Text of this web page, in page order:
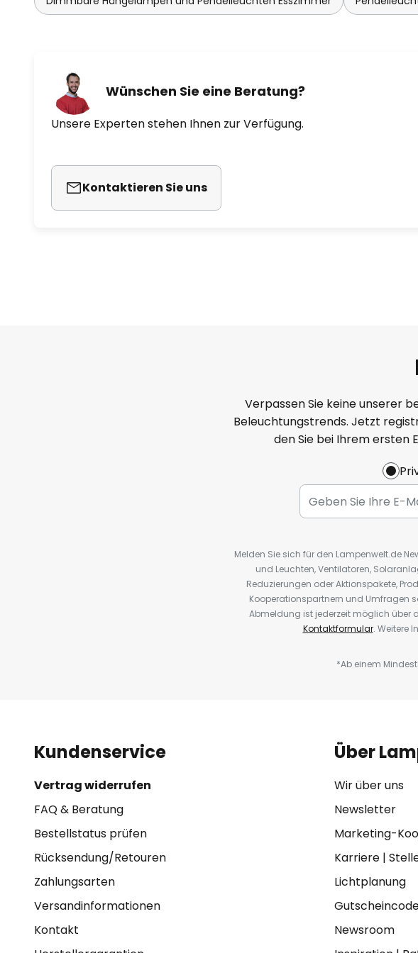
Wünschen Sie eine Beratung?
Unsere Experten stehen Ihnen zur Verfügung.
Kontaktieren Sie uns
Verpassen Sie keine unserer
Beleuchtungstrends. Jetzt
den Sie bei Ihrem ersten
Melden Sie sich für den Lampenwelt.de
und Leuchten, Ventilatoren,
Reduzierungen oder Aktionspakete,
Kooperationspartnern und Umfragen
Abmeldung ist jederzeit möglich über
Kontaktformular. Weitere
*Ab einem
Kundenservice
Vertrag widerrufen
FAQ & Beratung
Bestellstatus prüfen
Rücksendung/Retouren
Zahlungsarten
Versandinformationen
Kontakt
Über
Wir über uns
Newsletter
Marketing-
Karriere|
Lichtplanung
Newsroom